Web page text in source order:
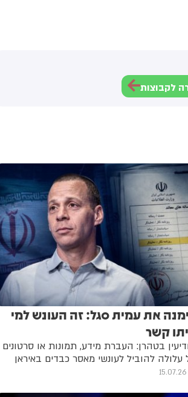
לקבוצות
את עמית סגל: זה העונש למי
קשר
בטהרן: העברת מידע, תמונות או סרטונים
עלולה להוביל לעונשי מאסר כבדים באיראן
15.07.26